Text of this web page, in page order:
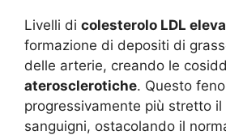
Livelli di colesterolo LDL
formazione di depositi di
delle arterie, creando le
aterosclerotiche. Questo
progressivamente più stretto il
sanguigni, ostacolando il